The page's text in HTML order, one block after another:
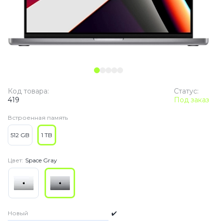
Статус:
Под заказ
Код товара:
419
Встроенная память
512 GB 1 TB
Цвет: Space Gray
Новый ✔️